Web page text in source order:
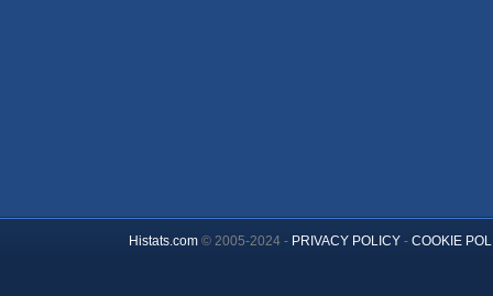
Histats.com© 2005-2024 - PRIVACY POLICY- COOKIE